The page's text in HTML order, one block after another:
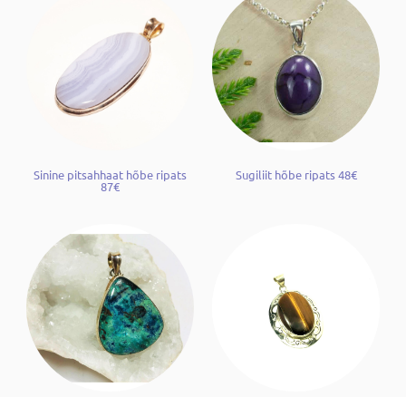
Sinine pitsahhaat hõbe ripats
87€
Sugiliit hõbe ripats 48€